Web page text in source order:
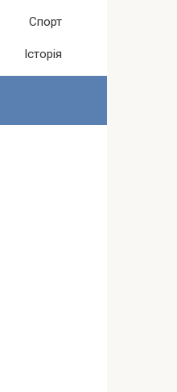
Спорт
Історія